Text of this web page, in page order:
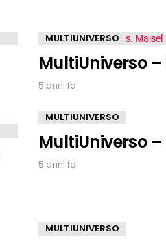
MULTIUNIVERSO
MultiUniverso
5 anni fa
MULTIUNIVERSO
MultiUniverso
5 anni fa
MULTIUNIVERSO